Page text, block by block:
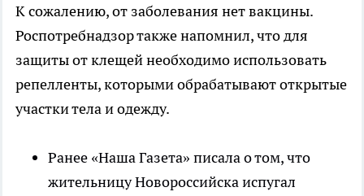
К сожалению, от заболевания нет вакцины.
Роспотребнадзор также напомнил, что для
защиты от клещей необходимо использовать
репелленты, которыми обрабатывают открытые
участки тела и одежду.
Ранее «Наша Газета» писала о том, что
жительницу Новороссийска испугал